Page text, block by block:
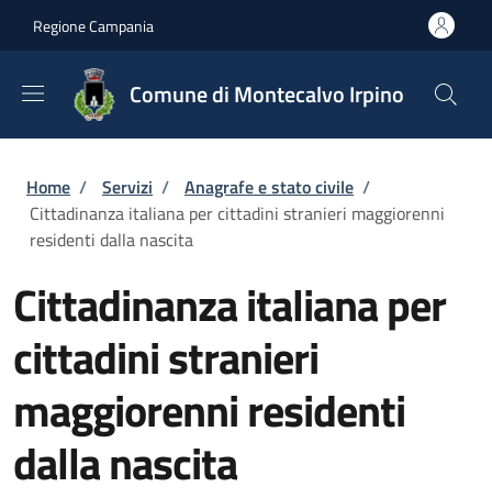
Regione Campania
Comune di Montecalvo Irpino
Briciole di pane
Home / Servizi / Anagrafe e stato civile /
Cittadinanza italiana per cittadini stranieri maggiorenni
residenti dalla nascita
Cittadinanza italiana per
cittadini stranieri
maggiorenni residenti
dalla nascita